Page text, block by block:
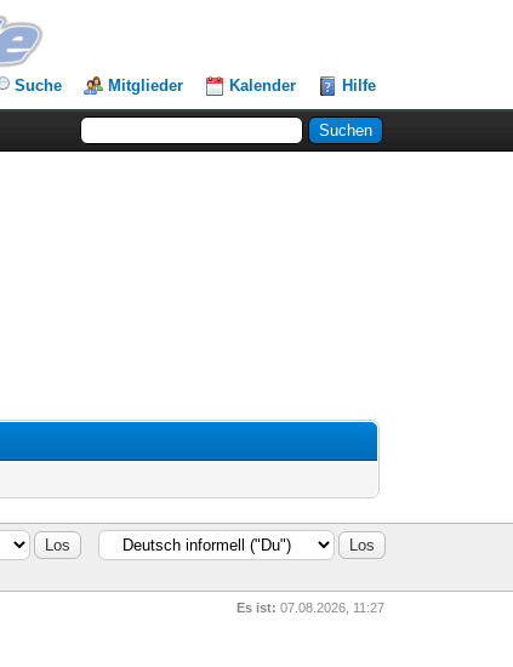
Suche Mitglieder Kalender Hilfe
Es ist: 07.08.2026, 11:27